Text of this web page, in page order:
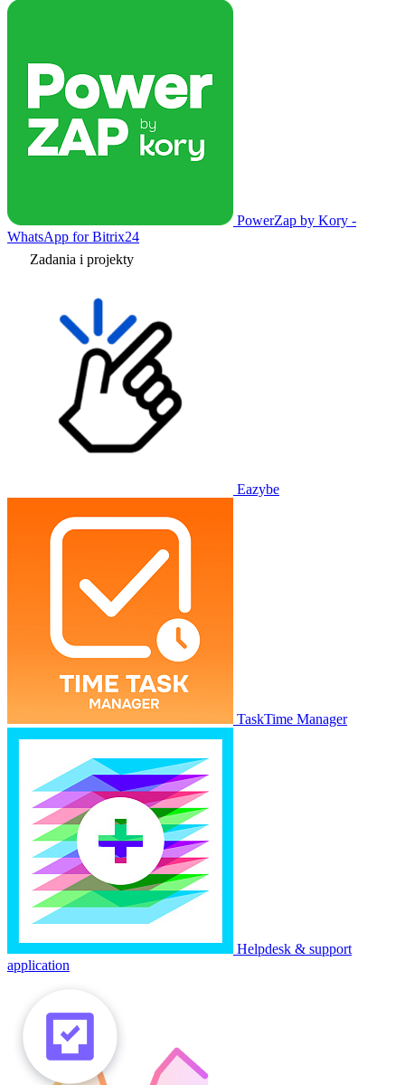
PowerZap by Kory -
WhatsApp for Bitrix24
Zadania i projekty
Eazybe
TaskTime Manager
Helpdesk & support
application